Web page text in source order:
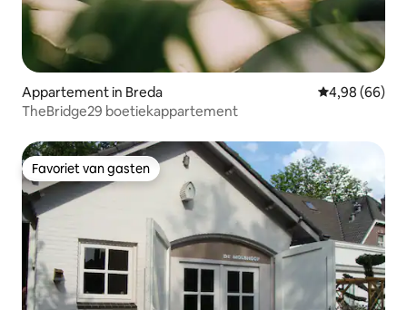
Appartement in Breda Gemiddelde
4,98 (66)
TheBridge29 boetiekappartement
Favoriet van gasten
Favoriet van gasten